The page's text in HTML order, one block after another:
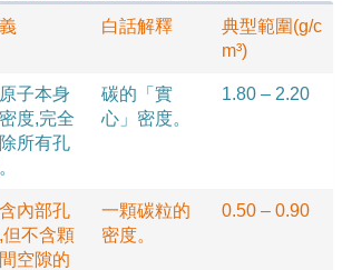
白話解釋
典型範圍(g/c
m³)
子本身
度,完全
所有孔
碳的「實
心」密度。
1.80 – 2.20
內部孔
但不含顆
空隙的
一顆碳粒的
密度。
0.50 – 0.90